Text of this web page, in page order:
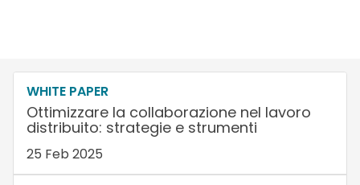
WHITE PAPER
Ottimizzare la collaborazione nel lavoro
distribuito: strategie e strumenti
25 Feb 2025